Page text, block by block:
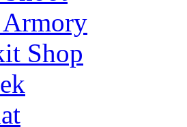
Shop